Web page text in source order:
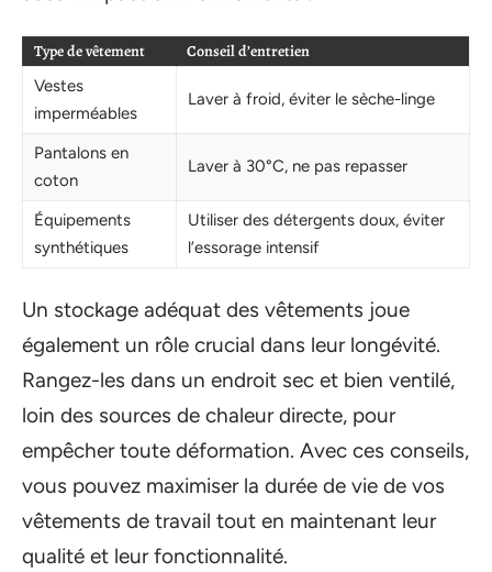
Type de vêtement Conseil d’entretien
Vestes
imperméables
Laver à froid, éviter le sèche-linge
Pantalons en
coton
Laver à 30°C, ne pas repasser
Équipements
synthétiques
Utiliser des détergents doux, éviter
l’essorage intensif
Un stockage adéquat des vêtements joue
également un rôle crucial dans leur longévité.
Rangez-les dans un endroit sec et bien ventilé,
loin des sources de chaleur directe, pour
empêcher toute déformation. Avec ces conseils,
vous pouvez maximiser la durée de vie de vos
vêtements de travail tout en maintenant leur
qualité et leur fonctionnalité.